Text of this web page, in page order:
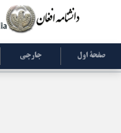
صفحۀ اول جارچی